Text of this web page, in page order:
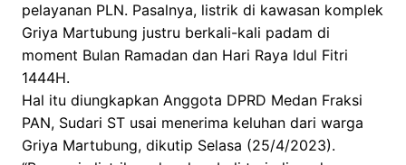
pelayanan PLN. Pasalnya, listrik di kawasan komplek
Griya Martubung justru berkali-kali padam di
moment Bulan Ramadan dan Hari Raya Idul Fitri
1444H.
Hal itu diungkapkan Anggota DPRD Medan Fraksi
PAN, Sudari ST usai menerima keluhan dari warga
Griya Martubung, dikutip Selasa (25/4/2023).